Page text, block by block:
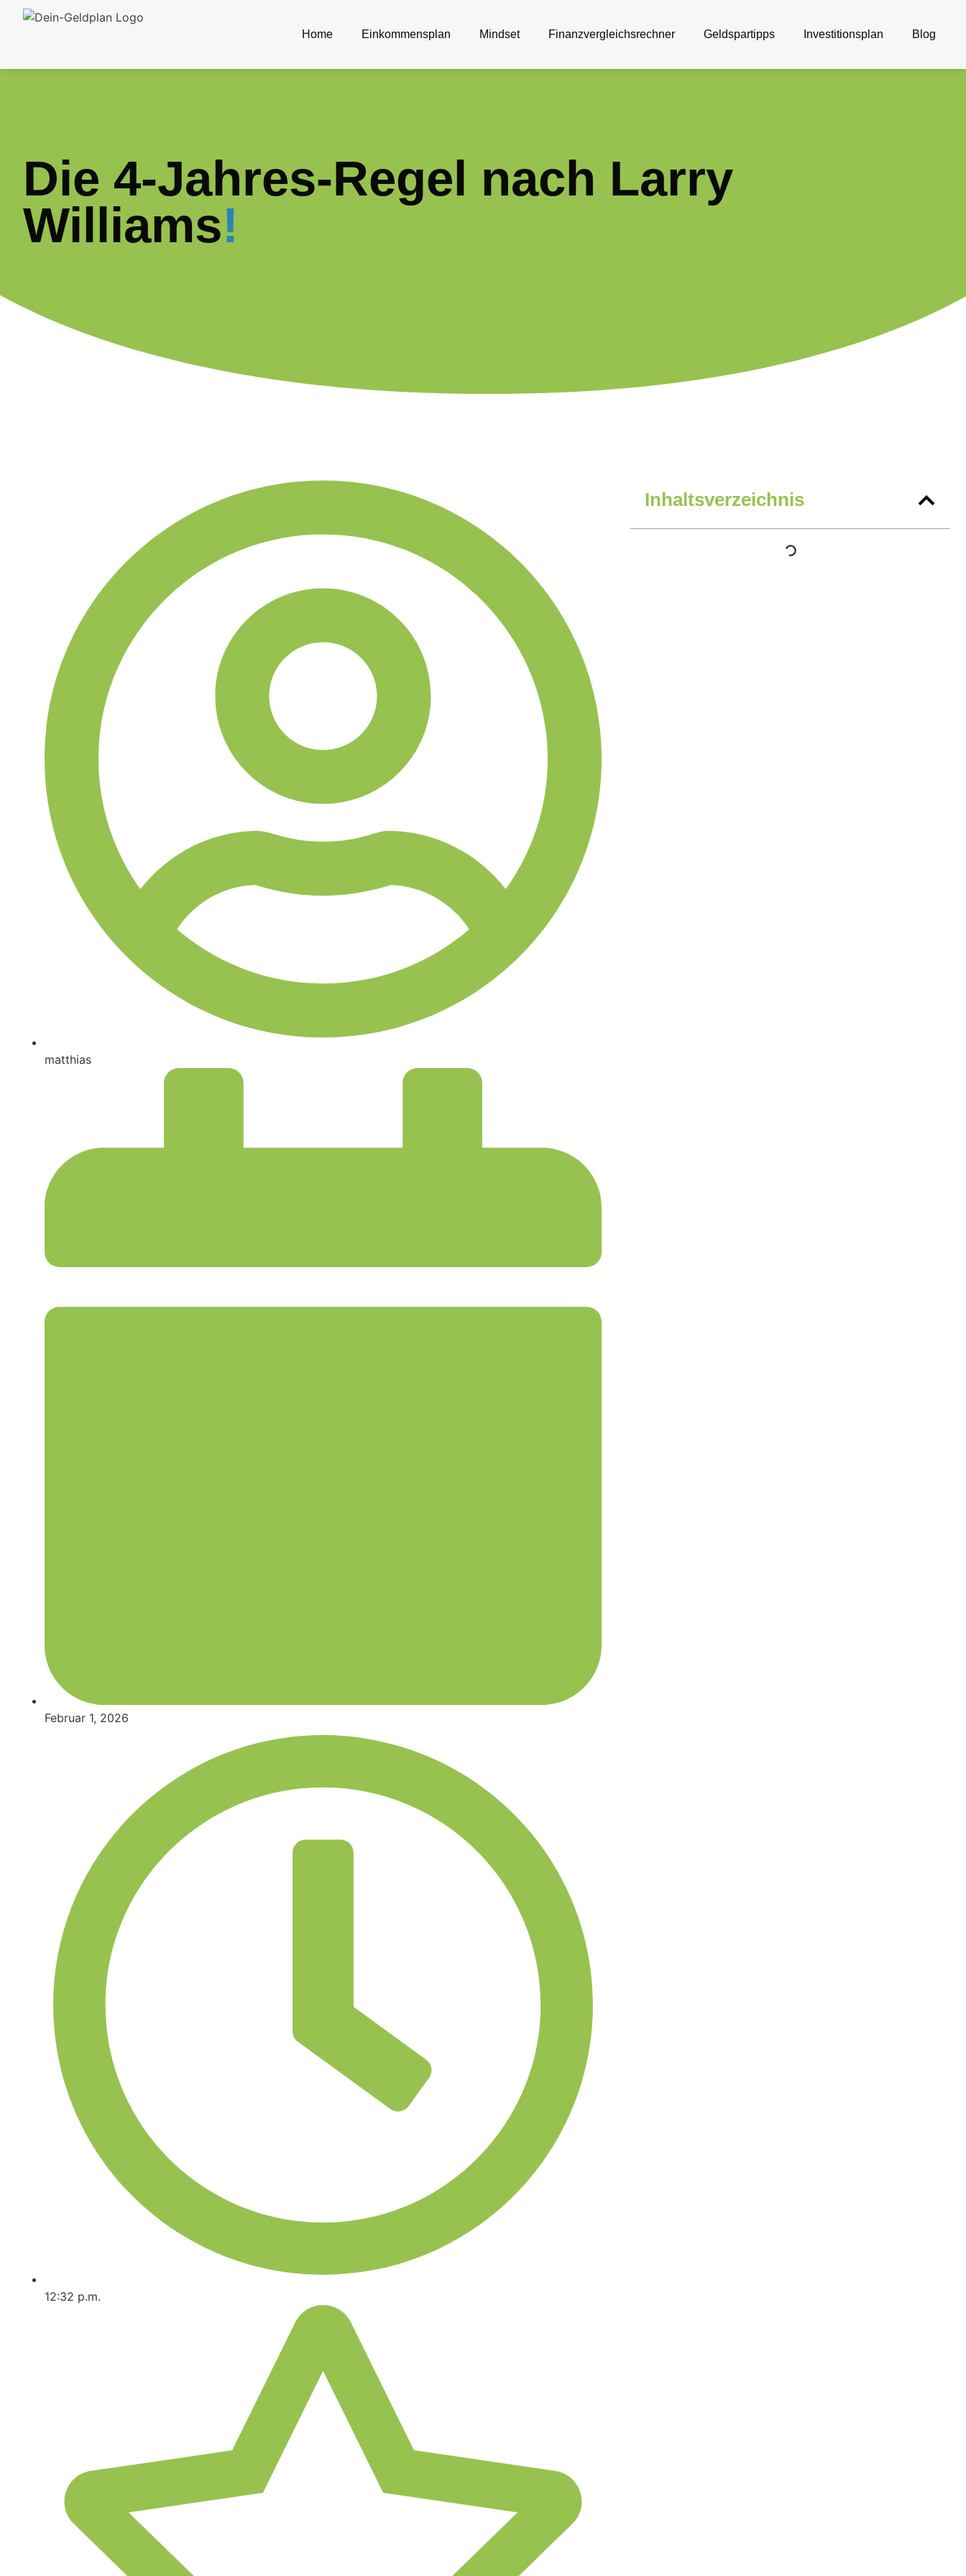
Home Einkommensplan Mindset Finanzvergleichsrechner Geldspartipps Investitionsplan Blog
Die 4-Jahres-Regel nach Larry
Williams!
matthias
Februar 1, 2026
12:32 p.m.
Inhaltsverzeichnis